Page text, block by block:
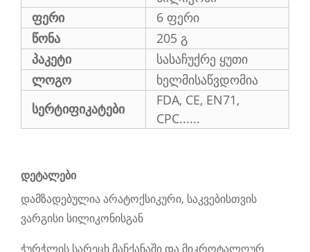
ფერი
6 ფერი
წონა
205 გ
პაკეტი
სასაჩუქრე ყუთი
ლოგო
ხელმისაწვდომია
სერტიფიკატები
FDA, CE, EN71,
CPC......
დეტალები
დამზადებულია არატოქსიკური, საკვებისთვის
ვარგისი სილიკონისგან
ჭურჭლის სარეცხ მანქანაში და მიკროტალღურ